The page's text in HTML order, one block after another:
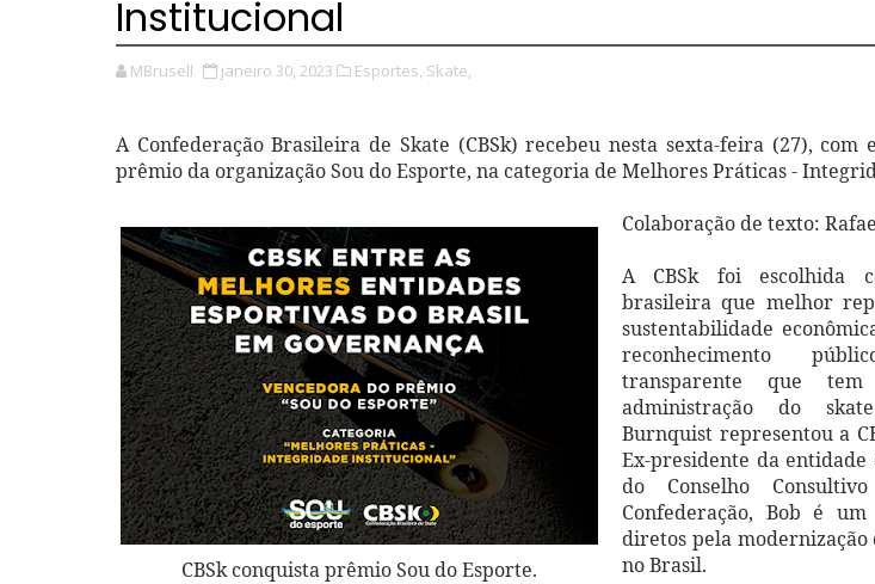
Institucional
MBrusell janeiro 30, 2023 Esportes, Skate,
A Confederação Brasileira de Skate (CBSk) recebeu nesta sexta-feira (27), com
prêmio da organização Sou do Esporte, na categoria de Melhores Práticas -
CBSk conquista prêmio Sou do Esporte.
Colaboração de texto:
A CBSk foi escolhida
brasileira que melhor
sustentabilidade
reconhecimento
transparente que
administração do
Burnquist representou a
Ex-presidente da
do Conselho
Confederação, Bob é um
diretos pela modernização
no Brasil.